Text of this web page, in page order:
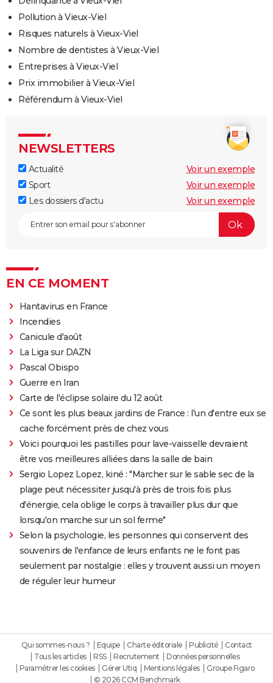
Pollution à Vieux-Viel
Risques naturels à Vieux-Viel
Nombre de dentistes à Vieux-Viel
Entreprises à Vieux-Viel
Prix immobilier à Vieux-Viel
Référendum à Vieux-Viel
NEWSLETTERS
Actualité
Voir un exemple
Sport
Voir un exemple
Les dossiers d'actu
Voir un exemple
EN CE MOMENT
Hantavirus en France
Incendies
Canicule d'août
La Liga sur DAZN
Pascal Obispo
Guerre en Iran
Carte de l'éclipse solaire du 12 août
Ce sont les plus beaux jardins de France : l'un d'entre eux se
cache forcément près de chez vous
Voici pourquoi les pastilles pour lave-vaisselle devraient
être vos meilleures alliées dans la salle de bain
Sergio Lopez Lopez, kiné : "Marcher sur le sable sec de la
plage peut nécessiter jusqu'à près de trois fois plus
d'énergie, cela oblige le corps à travailler plus dur que
lorsqu'on marche sur un sol ferme"
Selon la psychologie, les personnes qui conservent des
souvenirs de l'enfance de leurs enfants ne le font pas
seulement par nostalgie : elles y trouvent aussi un moyen
de réguler leur humeur
Qui sommes-nous ? Equipe Charte éditoriale Publicité
Contact
Tous les articles
RSS Recrutement
Données personnelles
Paramétrer les cookies
Gérer Utiq Mentions légales
Groupe Figaro
© 2026 CCM Benchmark